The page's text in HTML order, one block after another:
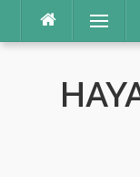
Menü